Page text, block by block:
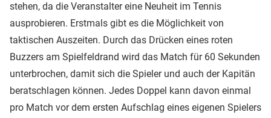
stehen, da die Veranstalter eine Neuheit im Tennis
ausprobieren. Erstmals gibt es die Möglichkeit von
taktischen Auszeiten. Durch das Drücken eines roten
Buzzers am Spielfeldrand wird das Match für 60 Sekunden
unterbrochen, damit sich die Spieler und auch der Kapitän
beratschlagen können. Jedes Doppel kann davon einmal
pro Match vor dem ersten Aufschlag eines eigenen Spielers